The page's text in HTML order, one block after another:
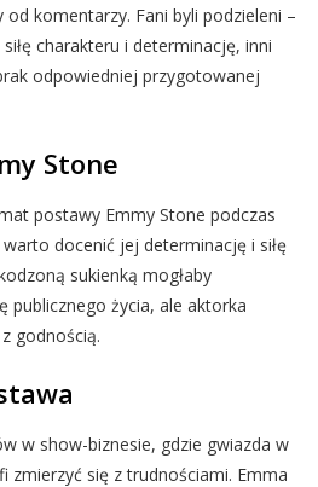
od komentarzy. Fani byli podzieleni –
charakteru i determinację, inni
odpowiedniej przygotowanej
Stone
postawy Emmy Stone podczas
docenić jej determinację i siłę
sukienką mogłaby
publicznego życia, ale aktorka
godnością.
w show-biznesie, gdzie gwiazda w
zmierzyć się z trudnościami. Emma